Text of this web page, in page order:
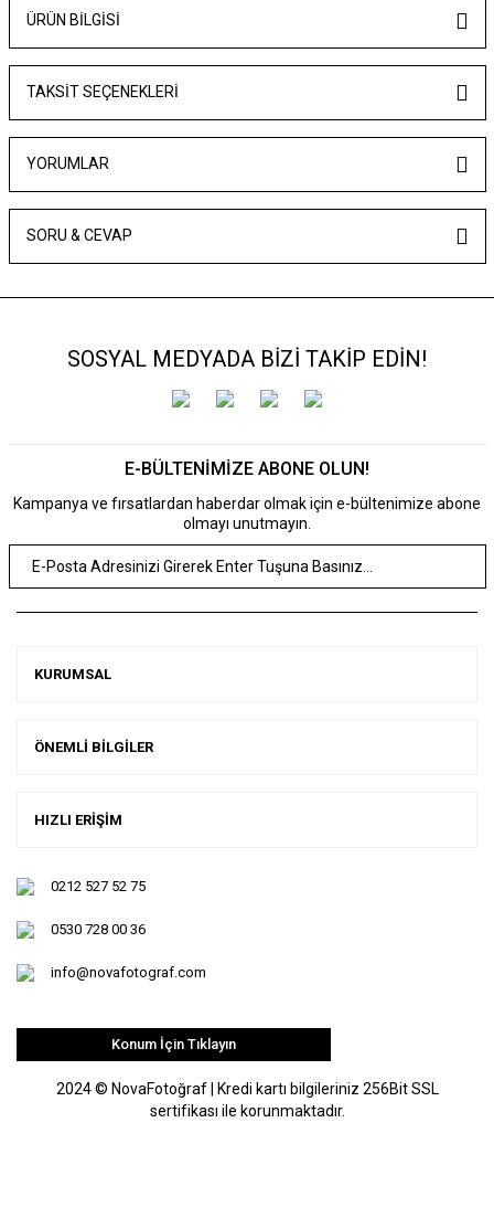
ÜRÜN BILGISI
TAKSIT SEÇENEKLERI
YORUMLAR
SORU & CEVAP
SOSYAL MEDYADA BİZİ TAKİP EDİN!
E-BÜLTENİMİZE ABONE OLUN!
Kampanya ve fırsatlardan haberdar olmak için e-bültenimize abone
olmayı unutmayın.
KURUMSAL
ÖNEMLİ BİLGİLER
HIZLI ERİŞİM
0212 527 52 75
0530 728 00 36
info@novafotograf.com
Konum İçin Tıklayın
2024 © NovaFotoğraf | Kredi kartı bilgileriniz 256Bit SSL
sertifikası ile korunmaktadır.